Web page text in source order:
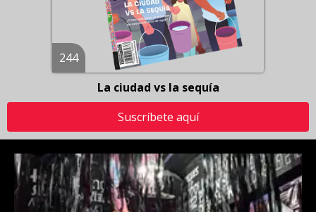
244
La ciudad vs la sequía
Suscríbete aquí